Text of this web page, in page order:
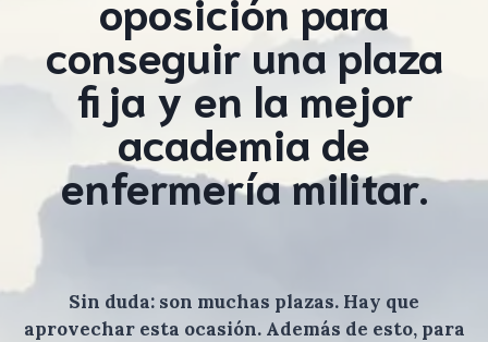
conseguir una plaza
fija y en la mejor
academia de
enfermería militar.
Sin duda: son muchas plazas. Hay que
aprovechar esta ocasión. Además de esto, para